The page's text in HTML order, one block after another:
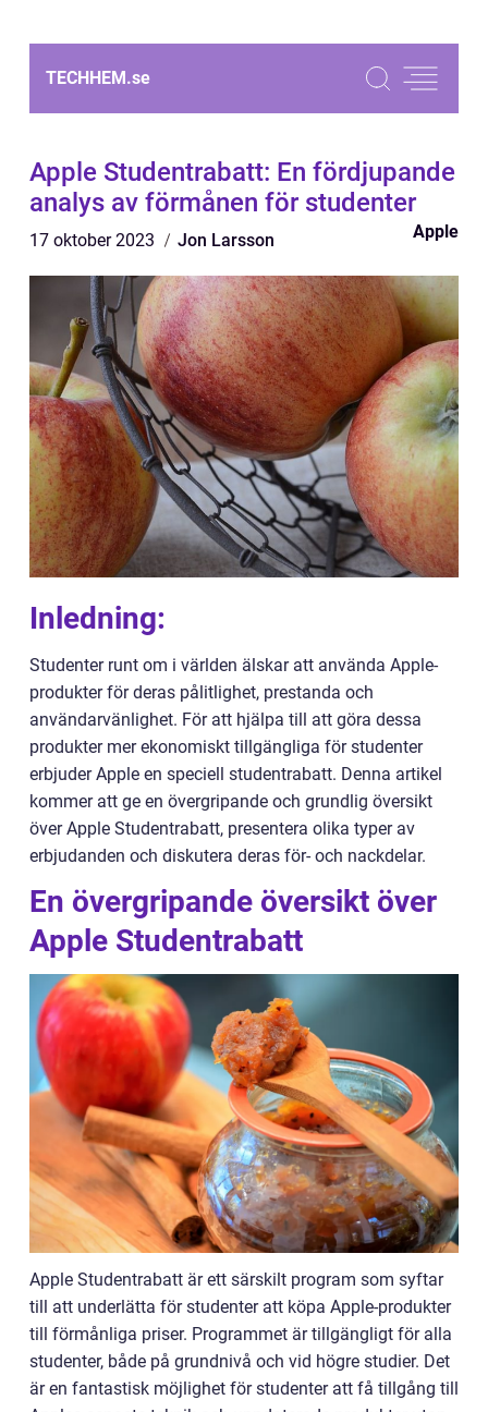
TECHHEM.se
Apple Studentrabatt: En fördjupande
analys av förmånen för studenter
17 oktober 2023 Jon Larsson Apple
Inledning:
Studenter runt om i världen älskar att använda Apple-
produkter för deras pålitlighet, prestanda och
användarvänlighet. För att hjälpa till att göra dessa
produkter mer ekonomiskt tillgängliga för studenter
erbjuder Apple en speciell studentrabatt. Denna artikel
kommer att ge en övergripande och grundlig översikt
över Apple Studentrabatt, presentera olika typer av
erbjudanden och diskutera deras för- och nackdelar.
En övergripande översikt över
Apple Studentrabatt
Apple Studentrabatt är ett särskilt program som syftar
till att underlätta för studenter att köpa Apple-produkter
till förmånliga priser. Programmet är tillgängligt för alla
studenter, både på grundnivå och vid högre studier. Det
är en fantastisk möjlighet för studenter att få tillgång till